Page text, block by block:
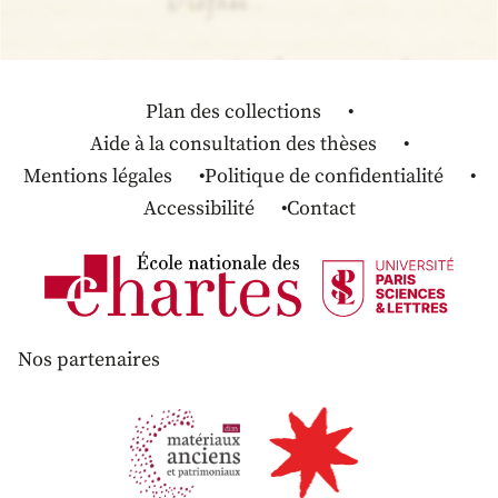
Plan des collections
Aide à la consultation des thèses
Mentions légales
Politique de confidentialité
Accessibilité
Contact
Nos partenaires